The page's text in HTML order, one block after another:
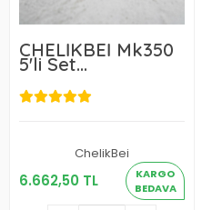
CHELİKBEİ Mk350
5'li Set
Profesyonel Serisi
ChelikBei
6.662,50 TL
KARGO
BEDAVA
6.662,50 TL
Sepete Ekle